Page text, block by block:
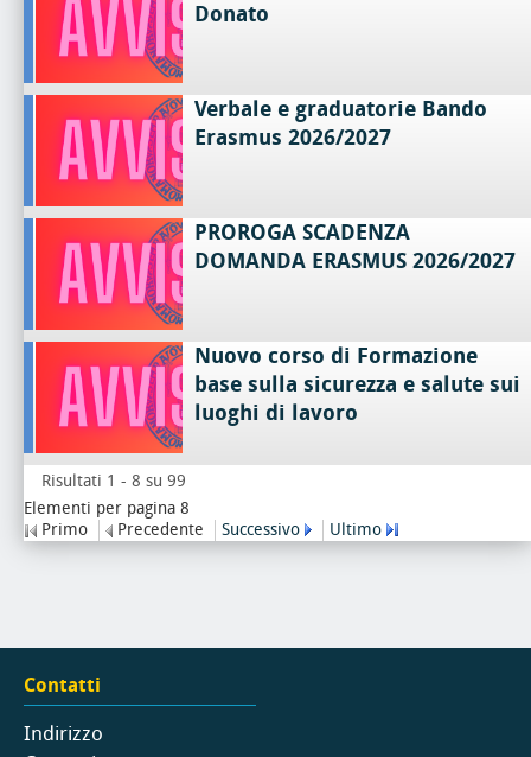
Donato
Verbale e graduatorie Bando
Erasmus 2026/2027
PROROGA SCADENZA
DOMANDA ERASMUS 2026/2027
Nuovo corso di Formazione
base sulla sicurezza e salute sui
luoghi di lavoro
Risultati 1 - 8 su 99
Elementi per pagina 8
Primo
Precedente Successivo Ultimo
Contatti
Indirizzo